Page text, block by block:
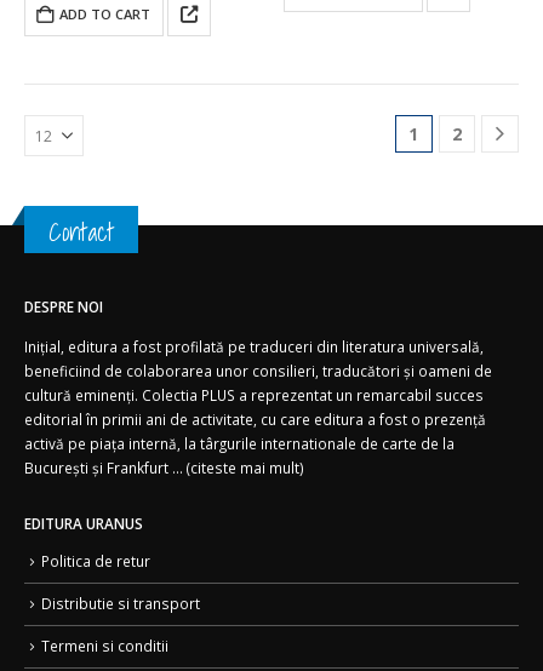
ADD TO CART
1 2
Contact
DESPRE NOI
Inițial, editura a fost profilată pe traduceri din literatura universală,
beneficiind de colaborarea unor consilieri, traducători și oameni de
cultură eminenți. Colectia PLUS a reprezentat un remarcabil succes
editorial în primii ani de activitate, cu care editura a fost o prezență
activă pe piața internă, la târgurile internationale de carte de la
București și Frankfurt ... (citeste mai mult)
EDITURA URANUS
Politica de retur
Distributie si transport
Termeni si conditii